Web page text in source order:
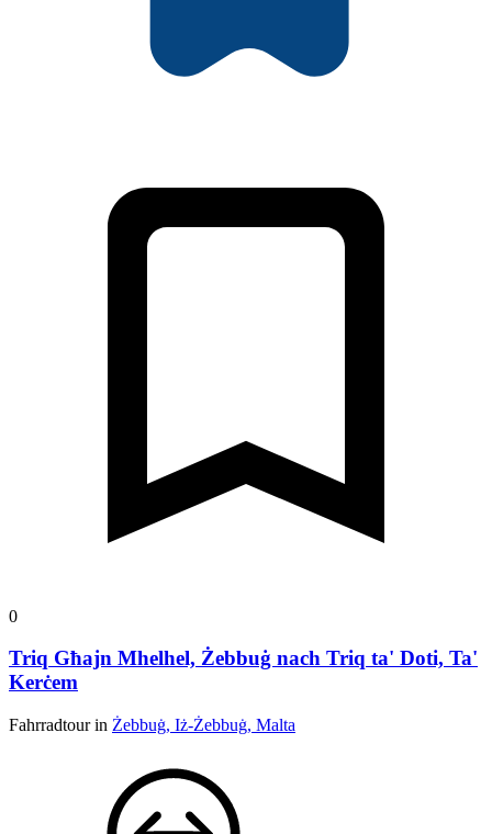
0
Triq Għajn Mhelhel, Żebbuġ nach Triq ta' Doti, Ta'
Kerċem
Fahrradtour in Żebbuġ, Iż-Żebbuġ, Malta